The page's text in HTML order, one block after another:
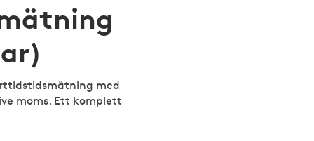
med
moms. Ett komplett